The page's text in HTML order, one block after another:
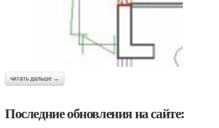
читать дальше →
Последние обновления на сайте: